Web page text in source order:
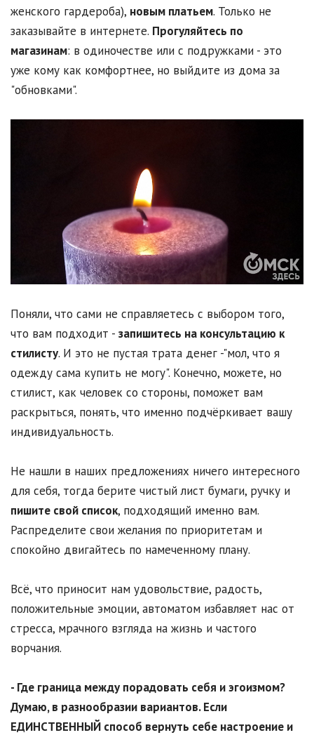
женского гардероба), новым платьем. Только не
заказывайте в интернете. Прогуляйтесь по
магазинам: в одиночестве или с подружками - это
уже кому как комфортнее, но выйдите из дома за
"обновками".
Поняли, что сами не справляетесь с выбором того,
что вам подходит - запишитесь на консультацию к
стилисту. И это не пустая трата денег -"мол, что я
одежду сама купить не могу". Конечно, можете, но
стилист, как человек со стороны, поможет вам
раскрыться, понять, что именно подчёркивает вашу
индивидуальность.
Не нашли в наших предложениях ничего интересного
для себя, тогда берите чистый лист бумаги, ручку и
пишите свой список, подходящий именно вам.
Распределите свои желания по приоритетам и
спокойно двигайтесь по намеченному плану.
Всё, что приносит нам удовольствие, радость,
положительные эмоции, автоматом избавляет нас от
стресса, мрачного взгляда на жизнь и частого
ворчания.
- Где граница между порадовать себя и эгоизмом?
Думаю, в разнообразии вариантов. Если
ЕДИНСТВЕННЫЙ способ вернуть себе настроение и